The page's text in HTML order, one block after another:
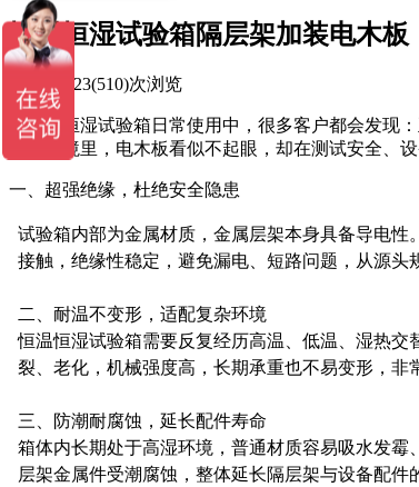
恒温恒湿试验箱隔层架加装电木板
2026-04-23(510)次浏览
在恒温恒湿试验箱日常使用中，很多客户都会发现
测试环境里，电木板看似不起眼，却在测试安全、
一、超强绝缘，杜绝安全隐患
试验箱内部为金属材质，金属层架本身具备导电
接触，绝缘性稳定，避免漏电、短路问题，从源头
二、耐温不变形，适配复杂环境
恒温恒湿试验箱需要反复经历高温、低温、湿热
裂、老化，机械强度高，长期承重也不易变形，非
三、防潮耐腐蚀，延长配件寿命
箱体内长期处于高湿环境，普通材质容易吸水发
层架金属件受潮腐蚀，整体延长隔层架与设备配件